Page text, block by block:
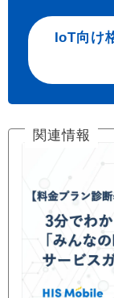
IoT向け
関連情報